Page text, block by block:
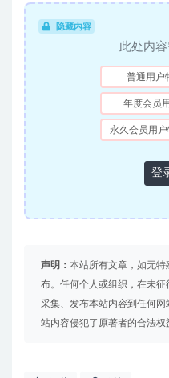
隐藏内容
此处内
普通用户
年度会员
永久会员用户
登
声明： 本站所有文章，如无
布。任何个人或组织，在未征
采集、发布本站内容到任何
站内容侵犯了原著者的合法权